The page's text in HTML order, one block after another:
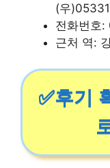
(우)05331
전화번호
근처 역:
✅후기